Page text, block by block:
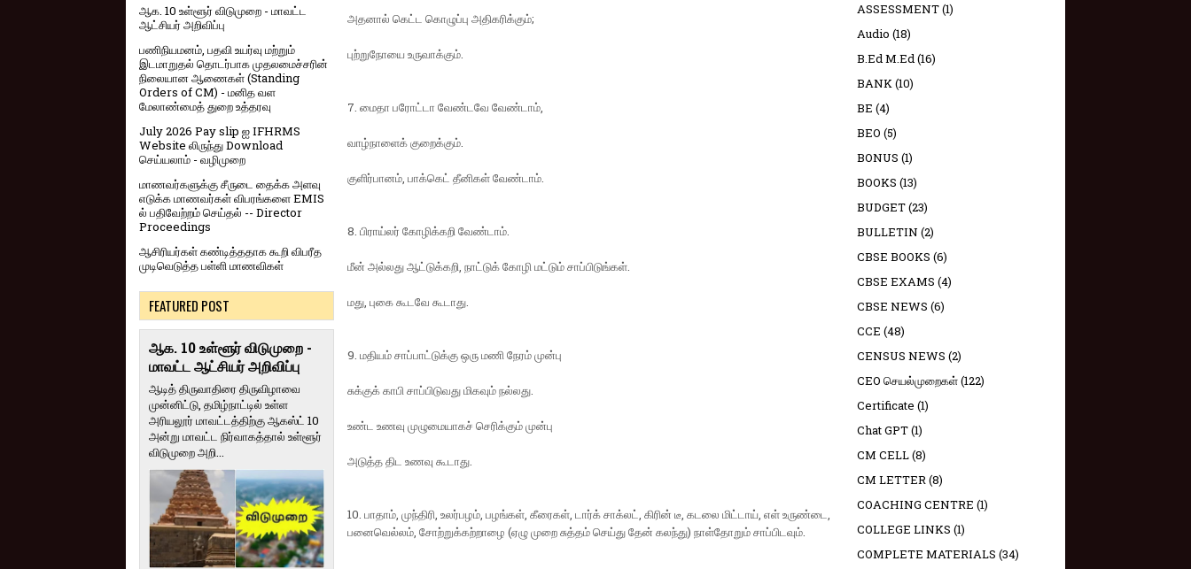
அதனால் கெட்ட கொழுப்பு அதிகரிக்கும்;
புற்றுநோயை உருவாக்கும்.
7. மைதா பரோட்டா வேண்டவே வேண்டாம்,
வாழ்நாளைக் குறைக்கும்.
குளிர்பானம், பாக்கெட் தீனிகள் வேண்டாம்.
8. பிராய்லர் கோழிக்கறி வேண்டாம்.
மீன் அல்லது ஆட்டுக்கறி, நாட்டுக் கோழி மட்டும் சாப்பிடுங்கள்.
மது, புகை கூடவே கூடாது.
9. மதியம் சாப்பாட்டுக்கு ஒரு மணி நேரம் முன்பு
சுக்குக் காபி சாப்பிடுவது மிகவும் நல்லது.
உண்ட உணவு முழுமையாகச் செரிக்கும் முன்பு
அடுத்த திட உணவு கூடாது.
10. பாதாம், முந்திரி, உலர்பழம், பழங்கள், கீரைகள், டார்க் சாக்லட், கிரின் டீ, கடலை மிட்டாய், எள் உருண்டை,
பனைவெல்லம், சோற்றுக்கற்றாழை (ஏழு முறை சுத்தம் செய்து தேன் கலந்து) நாள்தோறும் சாப்பிடவும்.
ஆக. 10 உள்ளூர் விடுமுறை - மாவட்ட
ஆட்சியர் அறிவிப்பு
பணிநியமனம், பதவி உயர்வு மற்றும்
இடமாறுதல் தொடர்பாக முதலமைச்சரின்
நிலையான ஆணைகள் (Standing
Orders of CM) - மனித வள
மேலாண்மைத் துறை உத்தரவு
July 2026 Pay slip ஐ IFHRMS
Website லிருந்து Download
செய்யலாம் - வழிமுறை
மாணவர்களுக்கு சீருடை தைக்க அளவு
எடுக்க மாணவர்கள் விபரங்களை EMIS
ல் பதிவேற்றம் செய்தல் -- Director
Proceedings
ஆசிரியர்கள் கண்டித்ததாக கூறி விபரீத
முடிவெடுத்த பள்ளி மாணவிகள்
FEATURED POST
ஆக. 10 உள்ளூர் விடுமுறை -
மாவட்ட ஆட்சியர் அறிவிப்பு
ஆடித் திருவாதிரை திருவிழாவை
முன்னிட்டு, தமிழ்நாட்டில் உள்ள
அரியலூர் மாவட்டத்திற்கு ஆகஸ்ட் 10
அன்று மாவட்ட நிர்வாகத்தால் உள்ளூர்
விடுமுறை அறி...
ASSESSMENT(1)
Audio (18)
B.Ed M.Ed(16)
BANK(10)
BE (4)
BEO (5)
BONUS (1)
BOOKS (13)
BUDGET(23)
BULLETIN (2)
CBSE BOOKS (6)
CBSE EXAMS (4)
CBSE NEWS (6)
CCE (48)
CENSUS NEWS (2)
CEO செயல்முறைகள்(122)
Certificate (1)
Chat GPT(1)
CM CELL(8)
CM LETTER(8)
COACHING CENTRE (1)
COLLEGE LINKS (1)
COMPLETE MATERIALS (34)